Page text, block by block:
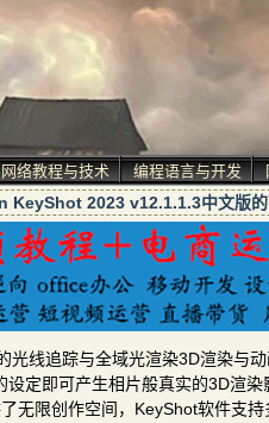
网络教程与技术 编程语言与开发
KeyShot 2023 v12.1.1.3中文版
光线追踪与全域光渲染3D渲染与
定即可产生相片般真实的3D渲
无限创作空间，KeyShot软件支